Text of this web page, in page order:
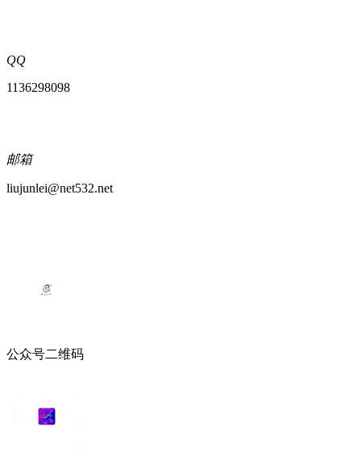
QQ
1136298098
邮箱
liujunlei@net532.net
公众号二维码